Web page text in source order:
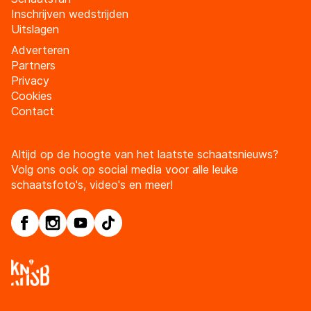
Inschrijven wedstrijden
Uitslagen
Adverteren
Partners
Privacy
Cookies
Contact
Altijd op de hoogte van het laatste schaatsnieuws?
Volg ons ook op social media voor alle leuke
schaatsfoto's, video's en meer!